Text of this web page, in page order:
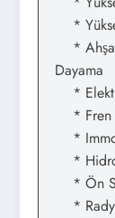
*
*
Dayama
*
* Fren
*
*
* Ön
*